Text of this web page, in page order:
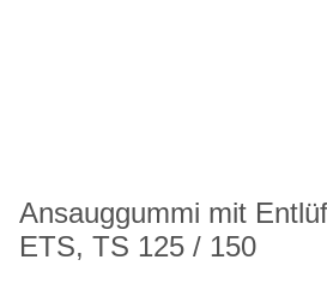
Ansauggummi mit
ETS, TS 125 / 150